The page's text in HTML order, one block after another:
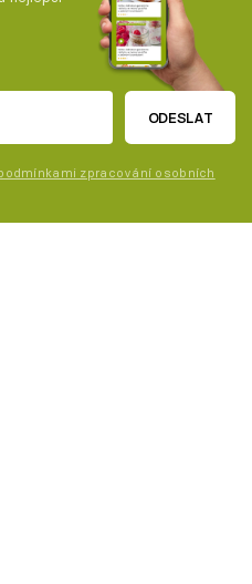
ODESLAT
zpracování osobních